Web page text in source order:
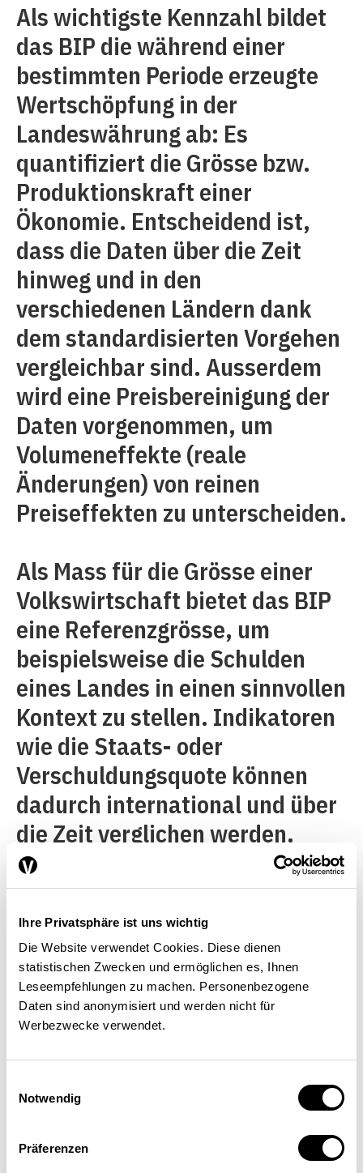
Ihre Privatsphäre ist uns wichtig
Die Website verwendet Cookies. Diese dienen
statistischen Zwecken und ermöglichen es, Ihnen
Leseempfehlungen zu machen. Personenbezogene
Daten sind anonymisiert und werden nicht für
Werbezwecke verwendet.
Notwendig
Präferenzen
Als wichtigste Kennzahl bildet
das BIP die während einer
bestimmten Periode erzeugte
Wertschöpfung in der
Landeswährung ab: Es
quantifiziert die Grösse bzw.
Produktionskraft einer
Ökonomie. Entscheidend ist,
dass die Daten über die Zeit
hinweg und in den
verschiedenen Ländern dank
dem standardisierten Vorgehen
vergleichbar sind. Ausserdem
wird eine Preisbereinigung der
Daten vorgenommen, um
Volumeneffekte (reale
Änderungen) von reinen
Preiseffekten zu unterscheiden.
Als Mass für die Grösse einer
Volkswirtschaft bietet das BIP
eine Referenzgrösse, um
beispielsweise die Schulden
eines Landes in einen sinnvollen
Kontext zu stellen. Indikatoren
wie die Staats- oder
Verschuldungsquote können
dadurch international und über
die Zeit verglichen werden.
Weiter können auf der
Grundlage der VGR-Aggregate
wirtschaftspolitische Ziele
formuliert werden –
beispielsweise indem ein
Prozentsatz des BIP oder des
Bruttonationaleinkommens für
die Entwicklungshilfe bestimmt
wird. Und schliesslich
Aussagen über den